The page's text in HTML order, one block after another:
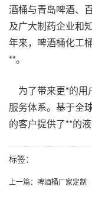
酒桶与青岛啤酒、
及广大制药企业和
年来，啤酒桶化工
**。
为了带来更*的用
服务体系。基于全
的客户提供了**的
标签：
上一篇： 啤酒桶厂家定制